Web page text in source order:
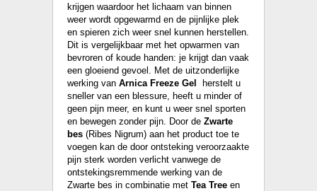
krijgen waardoor het lichaam van binnen
weer wordt opgewarmd en de pijnlijke plek
en spieren zich weer snel kunnen herstellen.
Dit is vergelijkbaar met het opwarmen van
bevroren of koude handen: je krijgt dan vaak
een gloeiend gevoel. Met de uitzonderlijke
werking van Arnica Freeze Gel
herstelt u
sneller van een blessure, heeft u minder of
geen pijn meer, en kunt u weer snel sporten
en bewegen zonder pijn. Door de Zwarte
bes (Ribes Nigrum) aan het product toe te
voegen kan de door ontsteking veroorzaakte
pijn sterk worden verlicht vanwege de
ontstekingsremmende werking van de
Zwarte bes in combinatie met Tea Tree en